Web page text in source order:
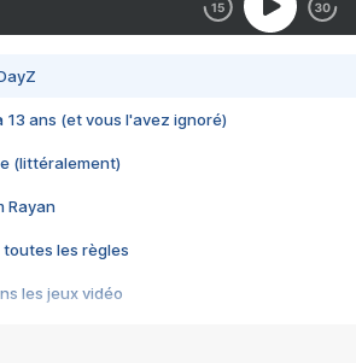
13 ans (et vous l'avez ignoré)
(littéralement)
Rayan
toutes les règles
les jeux vidéo